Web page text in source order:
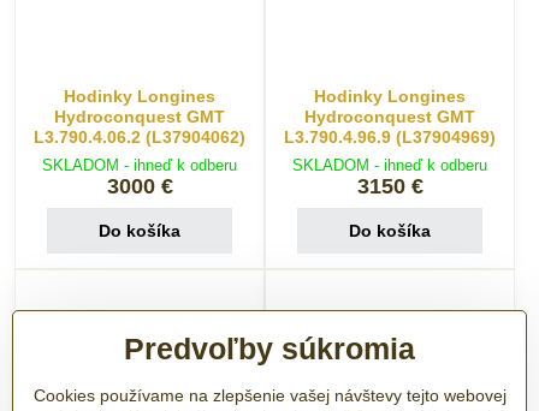
Hodinky Longines
Hydroconquest GMT
L3.790.4.06.2 (L37904062)
SKLADOM - ihneď k odberu
3000 €
Do košíka
Hodinky Longines
Hydroconquest GMT
L3.790.4.96.9 (L37904969)
SKLADOM - ihneď k odberu
3150 €
Do košíka
Predvoľby súkromia
Cookies používame na zlepšenie vašej návštevy tejto webovej